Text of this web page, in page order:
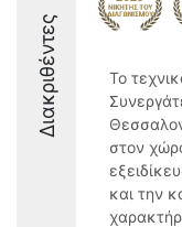
Διακριθέντες
Το
στον
και την